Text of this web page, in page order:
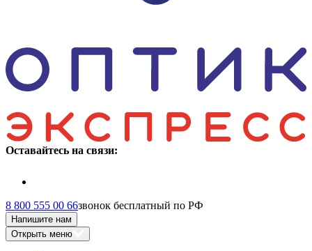
Оставайтесь на связи:
8 800 555 00 66звонок бесплатный по РФ
Напишите нам
Открыть меню